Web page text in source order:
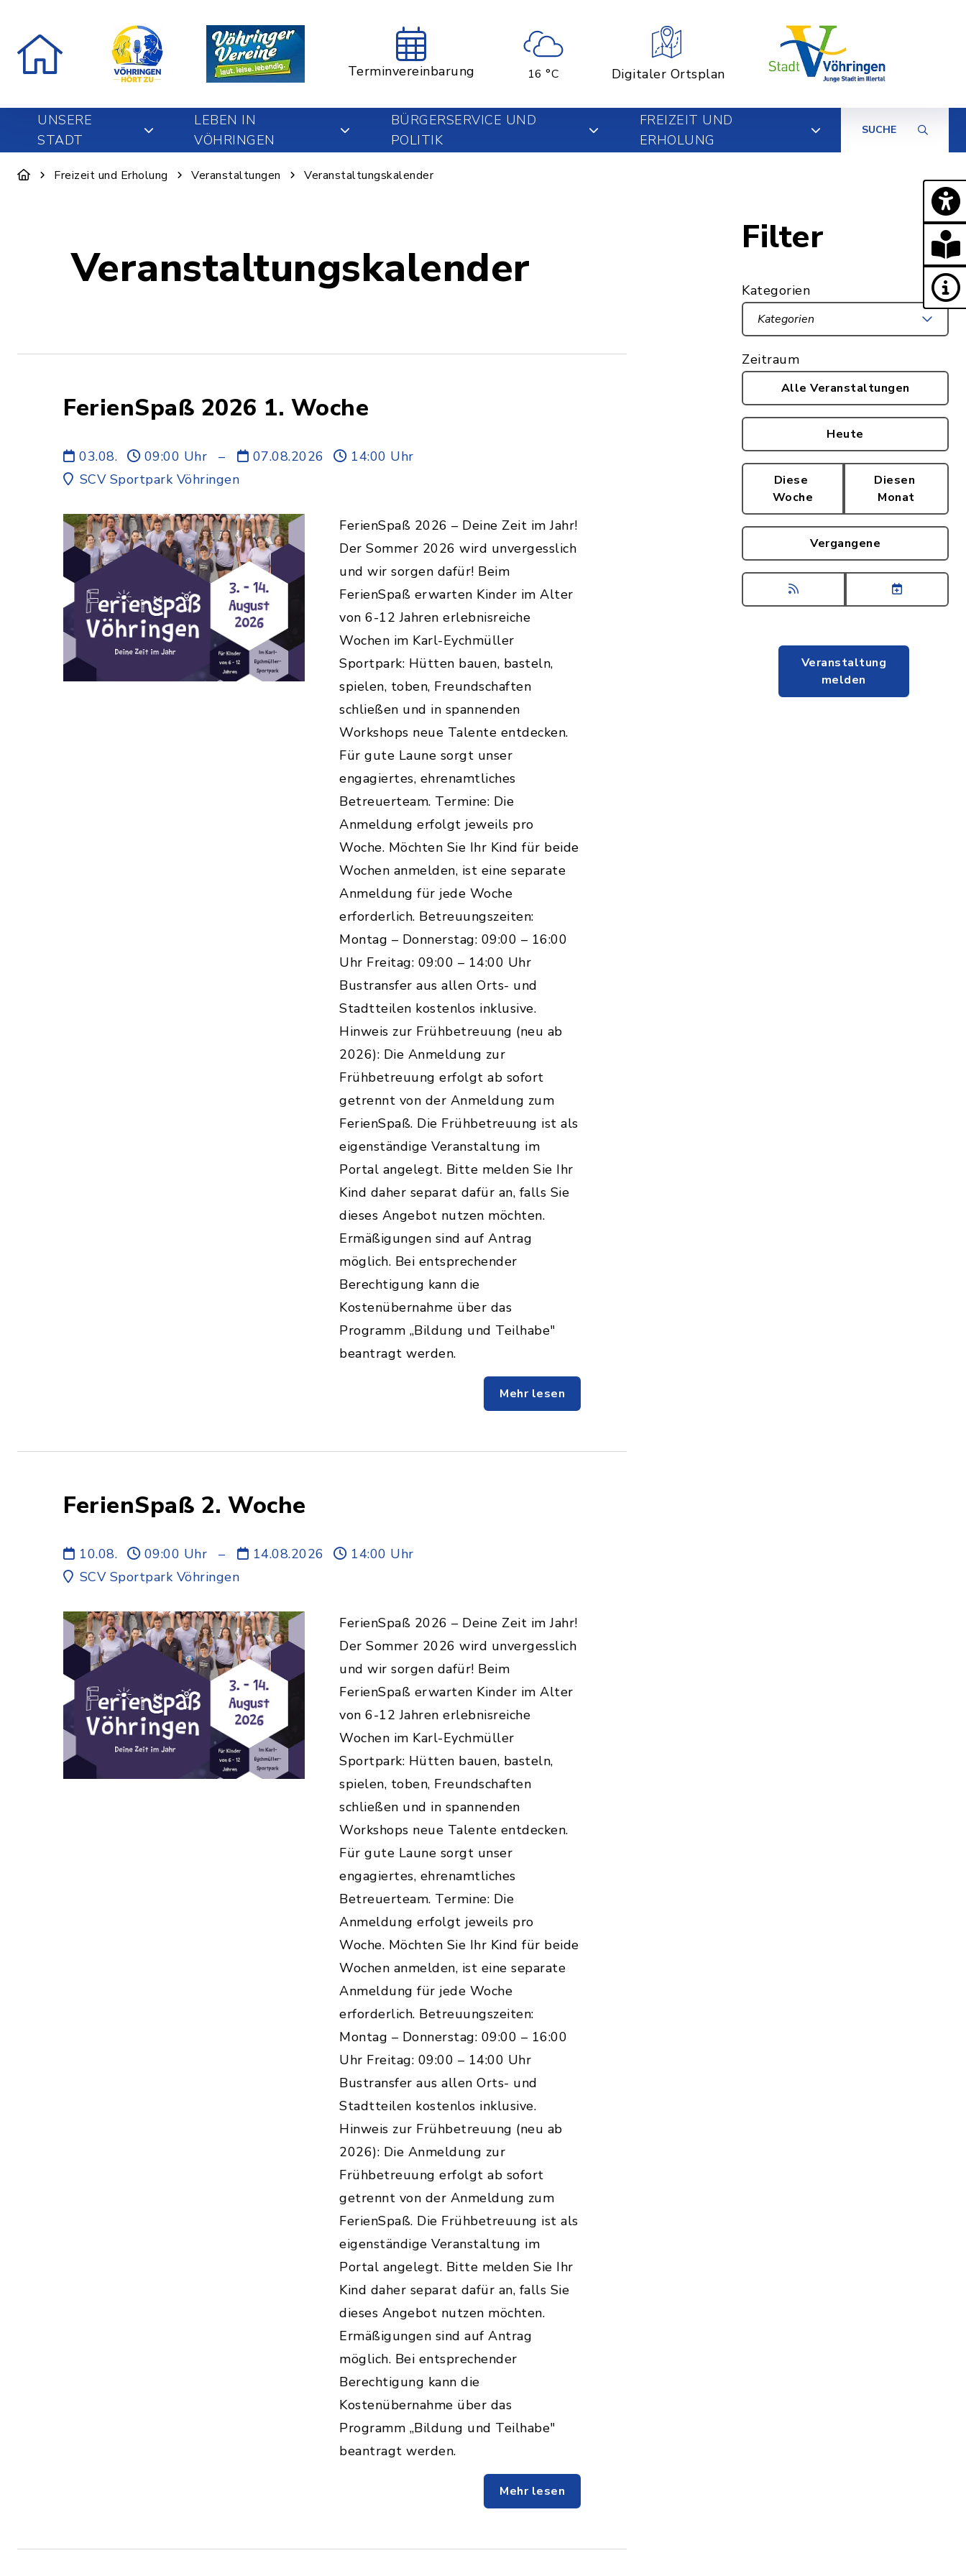
Terminvereinbarung 16 °C Digitaler Ortsplan
UNSERE
STADT
LEBEN IN
VÖHRINGEN
BÜRGERSERVICE UND
POLITIK
FREIZEIT UND
ERHOLUNG
SUCHE
Freizeit und Erholung Veranstaltungen Veranstaltungskalender
Veranstaltungskalender
FerienSpaß 2026 1. Woche
03.08. 09:00 Uhr – 07.08.2026
14:00 Uhr
SCV Sportpark Vöhringen
FerienSpaß 2026 – Deine Zeit im Jahr!
Der Sommer 2026 wird unvergesslich
und wir sorgen dafür! Beim
FerienSpaß erwarten Kinder im Alter
von 6-12 Jahren erlebnisreiche
Wochen im Karl-Eychmüller
Sportpark: Hütten bauen, basteln,
spielen, toben, Freundschaften
schließen und in spannenden
Workshops neue Talente entdecken.
Für gute Laune sorgt unser
engagiertes, ehrenamtliches
Betreuerteam. Termine: Die
Anmeldung erfolgt jeweils pro
Woche. Möchten Sie Ihr Kind für beide
Wochen anmelden, ist eine separate
Anmeldung für jede Woche
erforderlich. Betreuungszeiten:
Montag – Donnerstag: 09:00 – 16:00
Uhr Freitag: 09:00 – 14:00 Uhr
Bustransfer aus allen Orts- und
Stadtteilen kostenlos inklusive.
Hinweis zur Frühbetreuung (neu ab
2026): Die Anmeldung zur
Frühbetreuung erfolgt ab sofort
getrennt von der Anmeldung zum
FerienSpaß. Die Frühbetreuung ist als
eigenständige Veranstaltung im
Portal angelegt. Bitte melden Sie Ihr
Kind daher separat dafür an, falls Sie
dieses Angebot nutzen möchten.
Ermäßigungen sind auf Antrag
möglich. Bei entsprechender
Berechtigung kann die
Kostenübernahme über das
Programm „Bildung und Teilhabe"
beantragt werden.
Mehr lesen
FerienSpaß 2. Woche
10.08. 09:00 Uhr – 14.08.2026
14:00 Uhr
SCV Sportpark Vöhringen
FerienSpaß 2026 – Deine Zeit im Jahr!
Der Sommer 2026 wird unvergesslich
und wir sorgen dafür! Beim
FerienSpaß erwarten Kinder im Alter
von 6-12 Jahren erlebnisreiche
Wochen im Karl-Eychmüller
Sportpark: Hütten bauen, basteln,
spielen, toben, Freundschaften
schließen und in spannenden
Workshops neue Talente entdecken.
Für gute Laune sorgt unser
engagiertes, ehrenamtliches
Betreuerteam. Termine: Die
Anmeldung erfolgt jeweils pro
Woche. Möchten Sie Ihr Kind für beide
Wochen anmelden, ist eine separate
Anmeldung für jede Woche
erforderlich. Betreuungszeiten:
Montag – Donnerstag: 09:00 – 16:00
Uhr Freitag: 09:00 – 14:00 Uhr
Bustransfer aus allen Orts- und
Stadtteilen kostenlos inklusive.
Hinweis zur Frühbetreuung (neu ab
2026): Die Anmeldung zur
Frühbetreuung erfolgt ab sofort
getrennt von der Anmeldung zum
FerienSpaß. Die Frühbetreuung ist als
eigenständige Veranstaltung im
Portal angelegt. Bitte melden Sie Ihr
Kind daher separat dafür an, falls Sie
dieses Angebot nutzen möchten.
Ermäßigungen sind auf Antrag
möglich. Bei entsprechender
Berechtigung kann die
Kostenübernahme über das
Programm „Bildung und Teilhabe"
beantragt werden.
Mehr lesen
Filter
Kategorien
Kategorien
Zeitraum
Alle Veranstaltungen
Heute
Diese
Woche
Diesen
Monat
Vergangene
Veranstaltung
melden